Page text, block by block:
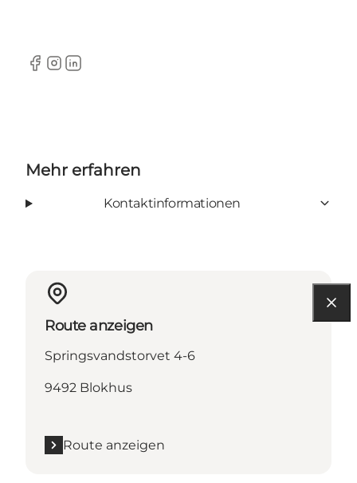
Facebook
Instagram
LinkedIn
Mehr erfahren
Kontaktinformationen
Route anzeigen
Springsvandstorvet 4-6
9492 Blokhus
Route anzeigen